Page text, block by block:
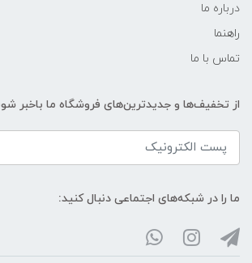
درباره ما
راهنما
تماس با ما
از تخفیف‌ها و جدیدترین‌های فروشگاه ما باخبر
ما را در شبکه‌های اجتماعی دنبال کنید: